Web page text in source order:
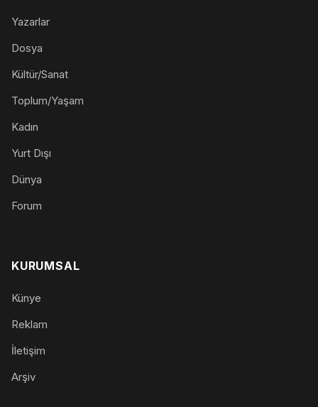
Yazarlar
Dosya
Kültür/Sanat
Toplum/Yaşam
Kadın
Yurt Dışı
Dünya
Forum
KURUMSAL
Künye
Reklam
İletişim
Arşiv